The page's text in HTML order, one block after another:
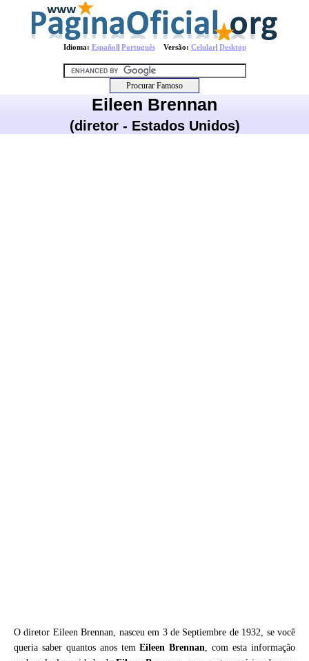
Idioma: Español| PortuguêsVersão: Celular| Desktop
Eileen Brennan
(diretor - Estados Unidos)
O diretor Eileen Brennan, nasceu em 3 de Septiembre de 1932, se você
queria saber quantos anos temEileen Brennan, com esta informação